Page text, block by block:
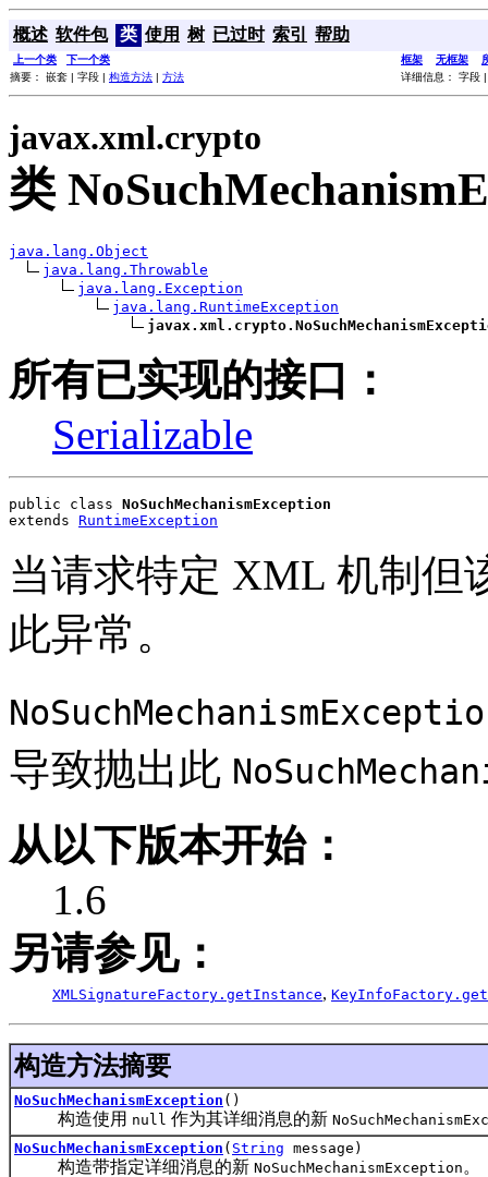
概述 软件包 类 使用 树 已过时 索引 帮助
上一个类 下一个类 框架 无框架
摘要： 嵌套 | 字段 | 构造方法 | 方法 详细信息： 字段
javax.xml.crypto
类
java.lang.Object
java.lang.Throwable
java.lang.Exception
java.lang.RuntimeException
所有已实现的接口：
Serializable
public class NoSuchMechanismException
extends RuntimeException
当请求特定 XML 机制但
此异常。
导致抛出此
从以下版本开始：
1.6
另请参见：
XMLSignatureFactory.getInstance,
构造方法摘要
NoSuchMechanismException ()
构造使用 null 作为其详细消息的新
NoSuchMechanismException ( String message)
构造带指定详细消息的新 NoSuchMechanismException 。